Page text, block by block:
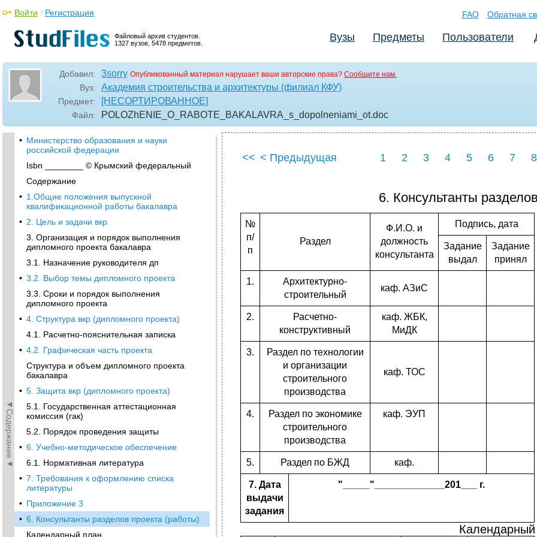
Файловый архив студентов.
1327 вузов, 5478 предметов.
Войти / Регистрация FAQ Обратная
Вузы Предметы Пользователи
Добавил: 3sorry Опубликованный материал нарушает ваши авторские права? Сообщите нам.
Вуз: Академия строительства и архитектуры (филиал КФУ)
Предмет: [НЕСОРТИРОВАННОЕ]
Файл: POLOZhENIE_O_RABOTE_BAKALAVRA_s_dopolneniami_ot.doc
◄Содержание◄
• Министерство образования и науки
российской федерации
Isbn ________ © Крымский федеральный
Содержание
• 1.Общие положения выпускной
квалификационной работы бакалавра
• 2. Цель и задачи вкр
3. Организация и порядок выполнения
дипломного проекта бакалавра
3.1. Назначение руководителя дп
• 3.2. Выбор темы дипломного проекта
3.3. Сроки и порядок выполнения
дипломного проекта
• 4. Структура вкр (дипломного проекта)
4.1. Расчетно-пояснительная записка
• 4.2. Графическая часть проекта
Структура и объем дипломного проекта
бакалавра
• 5. Защита вкр (дипломного проекта)
5.1. Государственная аттестационная
комиссия (гак)
5.2. Порядок проведения защиты
• 6. Учебно-методическое обеспечение
6.1. Нормативная литература
• 7. Требования к оформлению списка
литературы
• Приложение 3
• 6. Консультанты разделов проекта (работы)
Календарный план
<< < Предыдущая 1 2 3 4 5 6 7 8
6. Консультанты
№
п/
п
Раздел
Ф.И.О. и
должность
консультанта
Подпись, дата
Задание
выдал
Задание
принял
1.
Архитектурно-
строительный
каф. АЗиС
2.
Расчетно-
конструктивный
каф. ЖБК,
МиДК
3.
Раздел по технологии
и организации
строительного
производства
каф. ТОС
4.
Раздел по экономике
строительного
производства
каф. ЭУП
5. Раздел по БЖД каф.
7. Дата
выдачи
задания
"_____"_____________201___ г.